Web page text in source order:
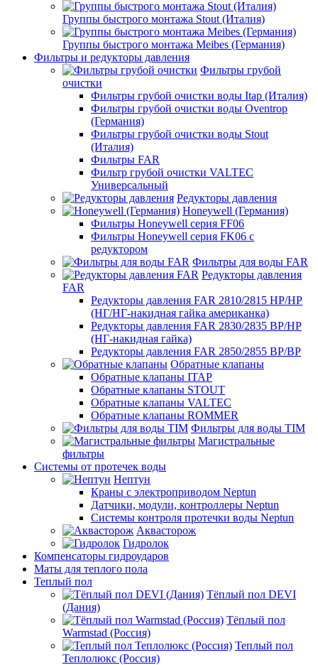
Группы быстрого монтажа Stout (Италия)
Группы быстрого монтажа Meibes (Германия)
Фильтры и редукторы давления
Фильтры грубой
очистки
Фильтры грубой очистки воды Itap (Италия)
Фильтры грубой очистки воды Oventrop
(Германия)
Фильтры грубой очистки воды Stout
(Италия)
Фильтры FAR
Фильтр грубой очистки VALTEC
Универсальный
Редукторы давления
Honeywell (Германия)
Фильтры Honeywell серия FF06
Фильтры Honeywell серия FK06 с
редуктором
Фильтры для воды FAR
Редукторы давления
FAR
Редукторы давления FAR 2810/2815 НР/НР
(НГ/НГ-накидная гайка американка)
Редукторы давления FAR 2830/2835 ВР/НР
(НГ-накидная гайка)
Редукторы давления FAR 2850/2855 ВР/ВР
Обратные клапаны
Обратные клапаны ITAP
Обратные клапаны STOUT
Обратные клапаны VALTEC
Обратные клапаны ROMMER
Фильтры для воды TIM
Магистральные
фильтры
Системы от протечек воды
Нептун
Краны с электроприводом Neptun
Датчики, модули, контроллеры Neptun
Системы контроля протечки воды Neptun
Аквасторож
Гидролок
Компенсаторы гидроударов
Маты для теплого пола
Теплый пол
Тёплый пол DEVI
(Дания)
Тёплый пол
Warmstad (Россия)
Теплый пол
Теплолюкс (Россия)